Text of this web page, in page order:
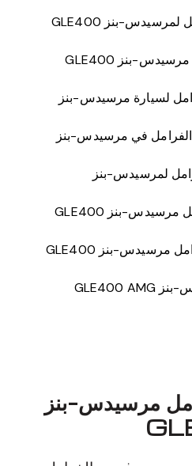
استبدال معزز الفرامل لمرسيدس-بنز GLE400
تعديل بطانات فرامل مرسيدس-بنز GLE400
لسيارة مرسيدس-بنز
الفرامل في مرسيدس-بنز
لمرسيدس-بنز
استبدال أقراص فرامل مرسيدس-بنز GLE400
استبدال اسطوانة فرامل مرسيدس-بنز GLE400
سمك فرامل مرسيدس-بنز GLE400 AMG
مرسيدس-بنز